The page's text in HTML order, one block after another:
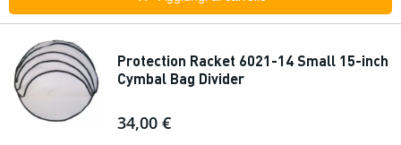
Protection Racket 6021-14 Small 15-inch
Cymbal Bag Divider
34,00 €